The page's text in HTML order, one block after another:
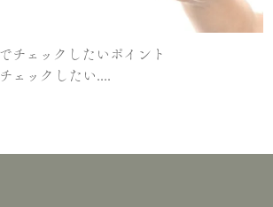
チェックしたいポイント
ェックしたい....